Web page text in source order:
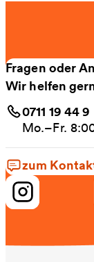
Fragen oder
Wir helfen
0711 19 44 9
Mo.–Fr.
zum